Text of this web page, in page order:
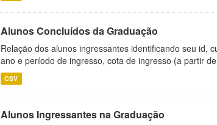
Alunos Concluídos da Graduação
Relação dos alunos ingressantes identificando seu id,
ano e período de ingresso, cota de ingresso (a partir
CSV
Alunos Ingressantes na Graduação